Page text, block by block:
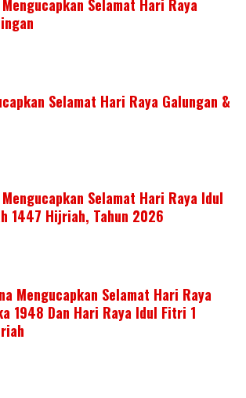
Mengucapkan Selamat Hari Raya
Selamat Hari Raya Galungan &
Mengucapkan Selamat Hari Raya Idul
1447 Hijriah, Tahun 2026
Mengucapkan Selamat Hari Raya
1948 Dan Hari Raya Idul Fitri 1